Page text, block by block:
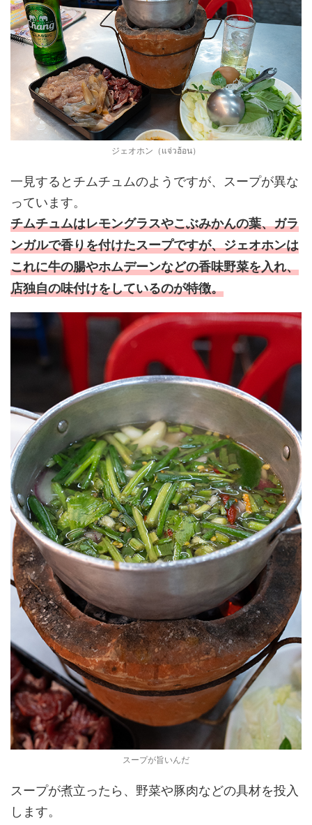
ジェオホン（แจ่วฮ้อน）
一見するとチムチュムのようですが、スープが異な
っています。
チムチュムはレモングラスやこぶみかんの葉、ガラ
ンガルで香りを付けたスープですが、ジェオホンは
これに牛の腸やホムデーンなどの香味野菜を入れ、
店独自の味付けをしているのが特徴。
スープが旨いんだ
スープが煮立ったら、野菜や豚肉などの具材を投入
します。